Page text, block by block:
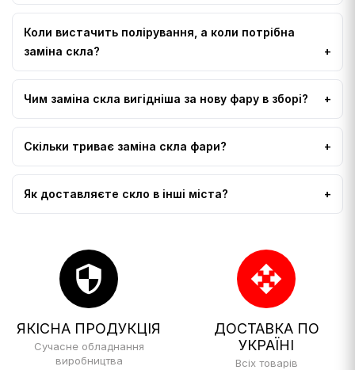
Коли вистачить полірування, а коли потрібна
заміна скла?
Чим заміна скла вигідніша за нову фару в зборі?
Скільки триває заміна скла фари?
Як доставляєте скло в інші міста?
security
ЯКІСНА ПРОДУКЦІЯ
Сучасне обладнання
виробництва
open_with
ДОСТАВКА ПО
УКРАЇНІ
Всіх товарів